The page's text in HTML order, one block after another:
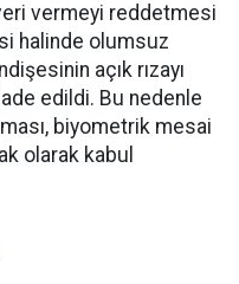
vermeyi reddetmesi
halinde olumsuz
açık rızayı
edildi. Bu nedenle
biyometrik mesai
olarak kabul